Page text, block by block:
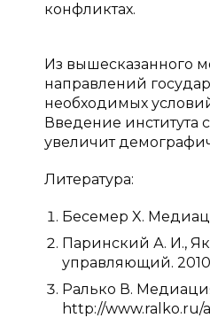
конфликтах.
Из вышесказанного
направлений
необходимых
Введение института
увеличит
Литература:
Бесемер X.
Паринский А. И.,
управляющий.
Ралько В.
http://www.ralko.ru/